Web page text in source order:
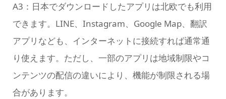
A3：日本でダウンロードしたアプリは北欧でも利用
できます。LINE、Instagram、Google Map、翻訳
アプリなども、インターネットに接続すれば通常通
り使えます。ただし、一部のアプリは地域制限やコ
ンテンツの配信の違いにより、機能が制限される場
合があります。